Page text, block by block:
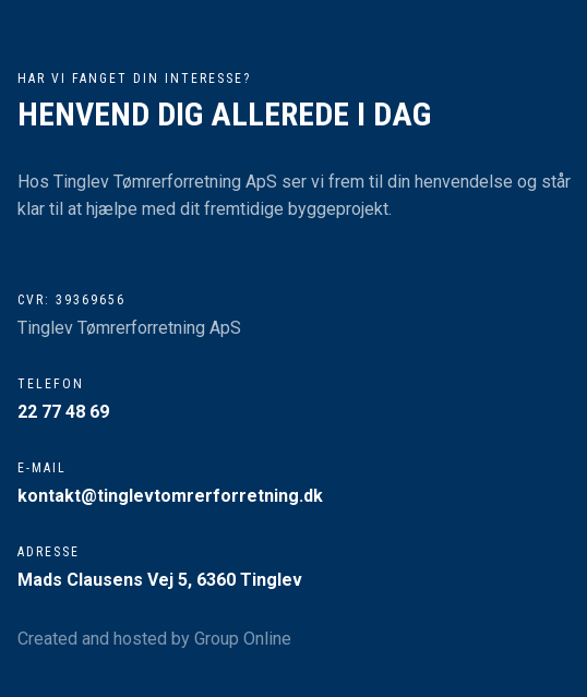
HAR VI FANGET DIN INTERESSE?
HENVEND DIG ALLEREDE I DAG
Hos Tinglev Tømrerforretning ApS ser vi frem til din henvendelse og står
klar til at hjælpe med dit fremtidige byggeprojekt.
CVR: ​39369656
​Tinglev Tømrerforretning ApS
​TELEFON
​22 77 48 69
​E-MAIL
kontakt@tinglevtomrerforretning.dk
ADRESSE
Mads Clausens Vej 5, 6360 Tinglev
Created and hosted by Group Online